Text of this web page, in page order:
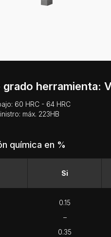
herramienta:
60 HRC - 64 HRC
máx. 223HB
química en %
Si
0.15
–
0.35